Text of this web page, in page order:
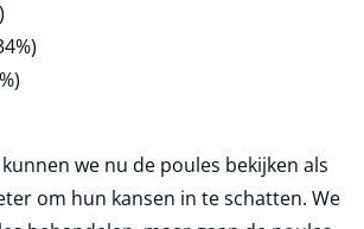
we nu de poules bekijken als
om hun kansen in te schatten. We